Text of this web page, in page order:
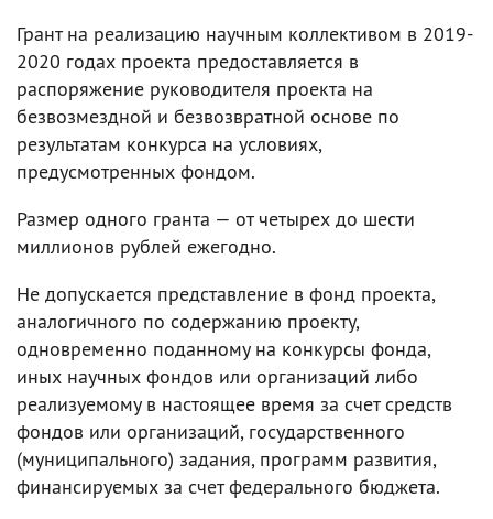
Грант на реализацию научным коллективом в 2019-
2020 годах проекта предоставляется в
распоряжение руководителя проекта на
безвозмездной и безвозвратной основе по
результатам конкурса на условиях,
предусмотренных фондом.
Размер одного гранта — от четырех до шести
миллионов рублей ежегодно.
Не допускается представление в фонд проекта,
аналогичного по содержанию проекту,
одновременно поданному на конкурсы фонда,
иных научных фондов или организаций либо
реализуемому в настоящее время за счет средств
фондов или организаций, государственного
(муниципального) задания, программ развития,
финансируемых за счет федерального бюджета.